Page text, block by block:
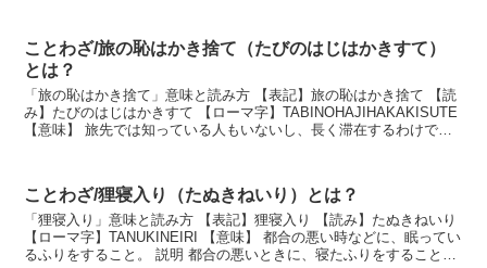
ことわざ/旅の恥はかき捨て（たびのはじはかきすて）
とは？
「旅の恥はかき捨て」意味と読み方 【表記】旅の恥はかき捨て 【読
み】たびのはじはかきすて 【ローマ字】TABINOHAJIHAKAKISUTE
【意味】 旅先では知っている人もいないし、長く滞在するわけでも
ことわざ/狸寝入り（たぬきねいり）とは？
「狸寝入り」意味と読み方 【表記】狸寝入り 【読み】たぬきねいり
【ローマ字】TANUKINEIRI 【意味】 都合の悪い時などに、眠ってい
るふりをすること。 説明 都合の悪いときに、寝たふりをすること。